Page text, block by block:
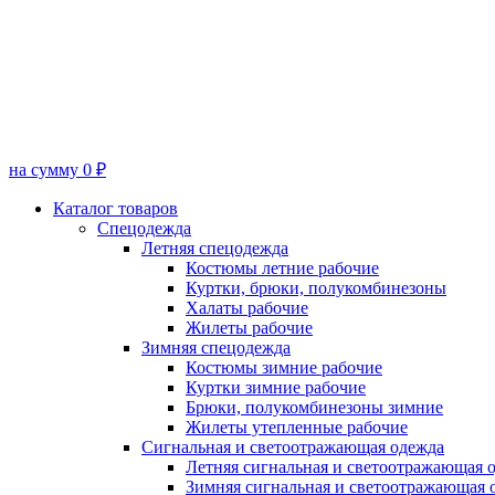
на сумму 0 ₽
Каталог товаров
Спецодежда
Летняя спецодежда
Костюмы летние рабочие
Куртки, брюки, полукомбинезоны
Халаты рабочие
Жилеты рабочие
Зимняя спецодежда
Костюмы зимние рабочие
Куртки зимние рабочие
Брюки, полукомбинезоны зимние
Жилеты утепленные рабочие
Сигнальная и светоотражающая одежда
Летняя сигнальная и светоотражающая
Зимняя сигнальная и светоотражающая